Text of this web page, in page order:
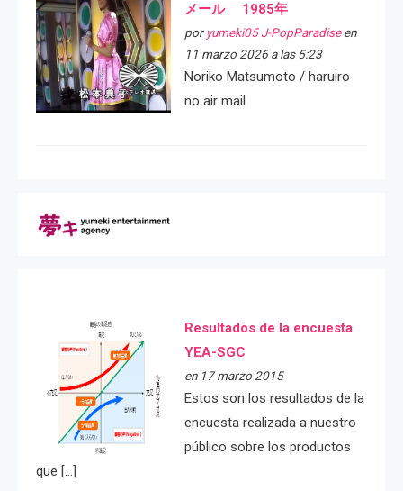
メール 1985年
por yumeki05 J-PopParadiseen
11 marzo 2026 a las 5:23
Noriko Matsumoto / haruiro
no air mail
Resultados de la encuesta
YEA-SGC
en 17 marzo 2015
Estos son los resultados de la
encuesta realizada a nuestro
público sobre los productos
que […]